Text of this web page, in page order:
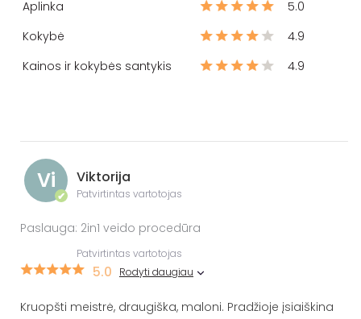
Aplinka
5.0
Kokybė
4.9
Kainos ir kokybės santykis
4.9
Vi
✔
Viktorija
Patvirtintas vartotojas
Paslauga: 2in1 veido procedūra
Patvirtintas vartotojas
5.0 Rodyti daugiau
Kruopšti meistrė, draugiška, maloni. Pradžioje įsiaiškina